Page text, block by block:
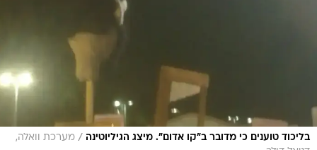
בליכוד טוענים כי מדובר ב"קו אדום". מיצג הגיליוטינה / מערכת וואלה,